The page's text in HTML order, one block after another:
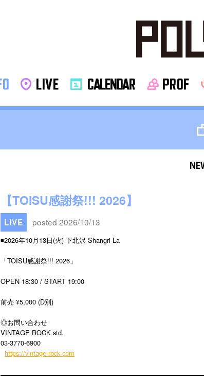
【TOISU感謝祭!!! 2026】
LIVE posted 2026/10/13
◾️2026年10月13日(火) 下北沢 Shangri-La
「TOISU感謝祭!!! 2026」
OPEN 18:30 / START 19:00
前売 ¥5,000 (D別)
◎お問い合わせ
VINTAGE ROCK std.
03-3770-6900
https://vintage-rock.com